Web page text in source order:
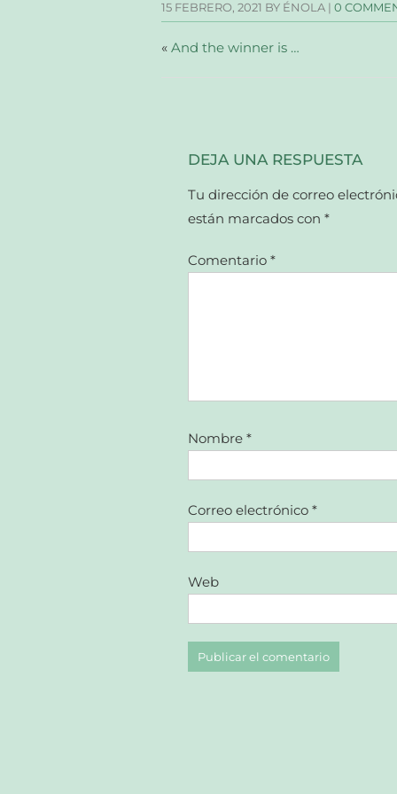
ventana
nueva)
ventana
nueva)
ventana
nueva)
un
amigo
15 FEBRERO, 2021 BY ÉNOLA | 0
« And the winner is …
DEJA UNA RESPUESTA
Tu dirección de correo
están marcados con *
Comentario *
Nombre *
Correo electrónico *
Web